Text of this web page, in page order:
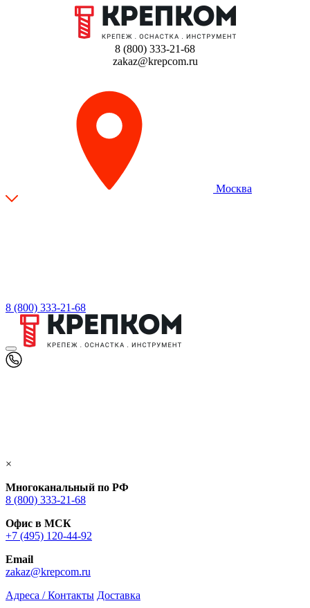
8 (800) 333-21-68
zakaz@krepcom.ru
Москва
8 (800) 333-21-68
×
Многоканальный по РФ
8 (800) 333‑21-68
Офис в МСК
+7 (495) 120-44-92
Email
zakaz@krepcom.ru
Адреса / Контакты Доставка